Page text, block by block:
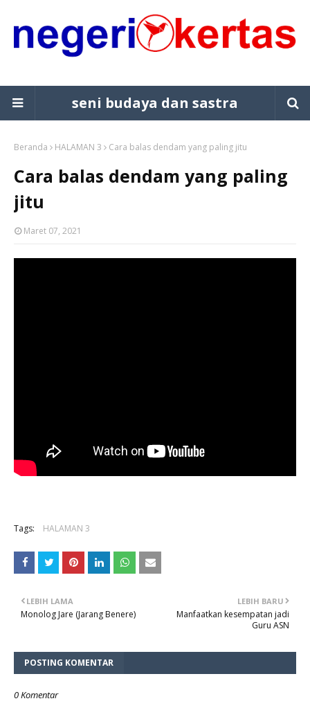
seni budaya dan sastra
Beranda HALAMAN 3 Cara balas dendam yang paling jitu
Cara balas dendam yang paling
jitu
Maret 07, 2021
Tags: HALAMAN 3
LEBIH BARU
Manfaatkan kesempatan jadi
Guru ASN
LEBIH LAMA
Monolog Jare (Jarang Benere)
POSTING KOMENTAR
0 Komentar